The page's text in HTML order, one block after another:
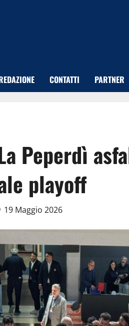
CONTATTI PARTNER
Peperdì
playoff
19 Maggio 2026